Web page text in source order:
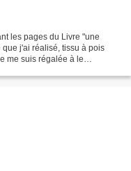
les pages du Livre "une
j'ai réalisé, tissu à pois
me suis régalée à le